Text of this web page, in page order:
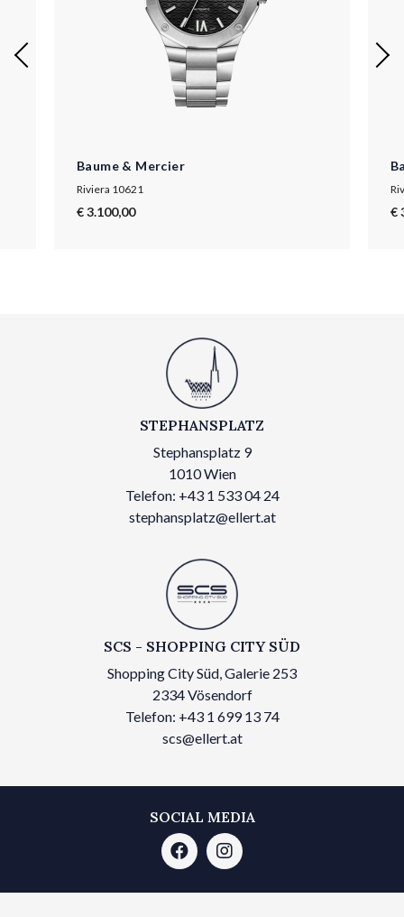
Baume & Mercier
Riviera 10621
€ 3.100,00 €
STEPHANSPLATZ
Stephansplatz 9
1010 Wien
Telefon: +43 1 533 04 24
stephansplatz@ellert.at
SCS - SHOPPING CITY SÜD
Shopping City Süd, Galerie 253
2334 Vösendorf
Telefon: +43 1 699 13 74
scs@ellert.at
SOCIAL MEDIA